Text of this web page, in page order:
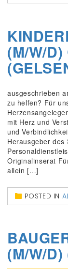
(M/W/
ausgeschrieben
zu helfen? Für
mit Herz und
und
Herausgeber des
Originalinserat
allein […]
POSTED IN
(M/W/